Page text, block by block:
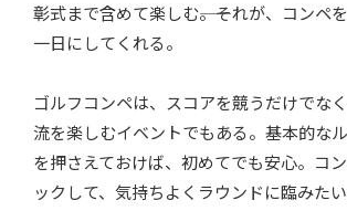
彰式まで含めて楽しむ――。それが、 コンペ
一日にしてくれる。
ゴルフコンペは、スコアを競うだけでなく
流を楽しむイベントでもある。 基本的な
を押さえておけば、初めてでも安心。 コ
ックして、気持ちよくラウンドに臨みたい